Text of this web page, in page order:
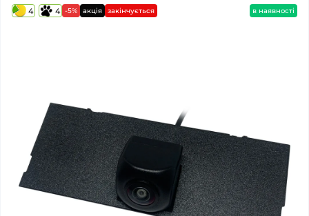
4 4 -5% акція закінчується в наявності